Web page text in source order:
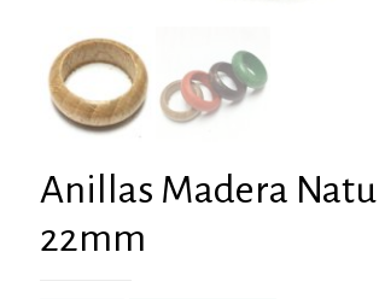
Anillas Madera
22mm